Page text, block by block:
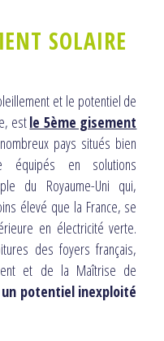
SOLAIRE
et le potentiel de
estle 5ème gisement
pays situés bien
équipés en solutions
du Royaume-Uni qui,
élevé que la France, se
en électricité verte.
des foyers français,
et de la Maîtrise de
un potentiel inexploité